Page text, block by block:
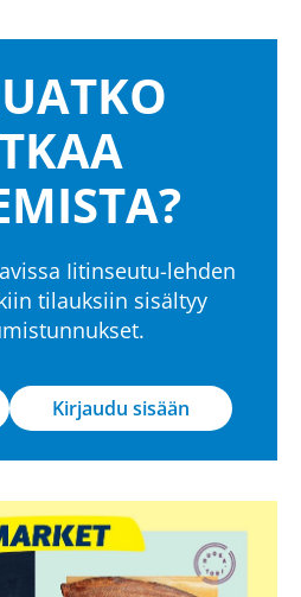
Iitinseutu-lehden
tilauksiin sisältyy
Kirjaudu sisään